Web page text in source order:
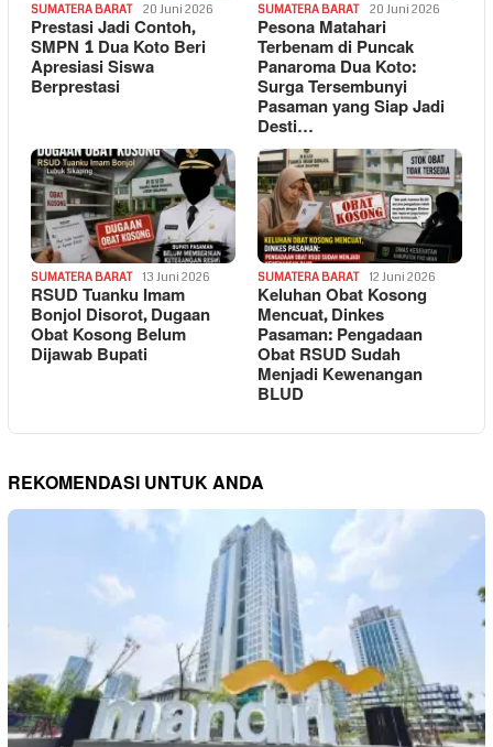
SUMATERA BARAT 20 Juni 2026
Prestasi Jadi Contoh,
SMPN 1 Dua Koto Beri
Apresiasi Siswa
Berprestasi
SUMATERA BARAT 20 Juni 2026
Pesona Matahari
Terbenam di Puncak
Panaroma Dua Koto:
Surga Tersembunyi
Pasaman yang Siap Jadi
Desti…
SUMATERA BARAT 13 Juni 2026
RSUD Tuanku Imam
Bonjol Disorot, Dugaan
Obat Kosong Belum
Dijawab Bupati
SUMATERA BARAT 12 Juni 2026
Keluhan Obat Kosong
Mencuat, Dinkes
Pasaman: Pengadaan
Obat RSUD Sudah
Menjadi Kewenangan
BLUD
REKOMENDASI UNTUK ANDA